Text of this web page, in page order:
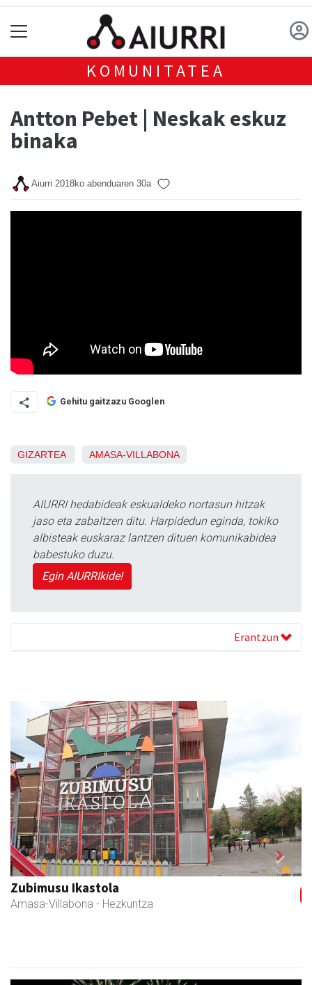
KOMUNITATEA
Antton Pebet | Neskak eskuz
binaka
Aiurri 2018ko abenduaren 30a
Gehitu gaitzazu Googlen
GIZARTEA AMASA-VILLABONA
AIURRI hedabideak eskualdeko nortasun hitzak
jaso eta zabaltzen ditu. Harpidedun eginda, tokiko
albisteak euskaraz lantzen dituen komunikabidea
babestuko duzu.
Egin AIURRIkide!
Erantzun
Akam espazioa
Amasa-Villabona - Arropa-dendak
Previous Next